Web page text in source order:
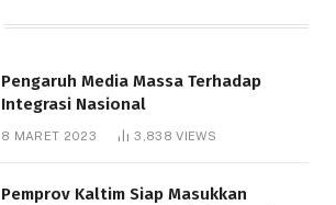
Pengaruh Media Massa Terhadap
Integrasi Nasional
8 MARET 2023 3,838VIEWS
Pemprov Kaltim Siap Masukkan